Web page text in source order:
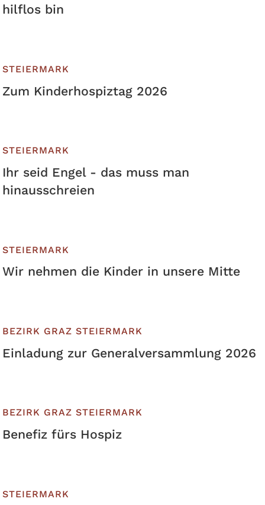
hilflos bin
STEIERMARK
Zum Kinderhospiztag 2026
STEIERMARK
Ihr seid Engel - das muss man
hinausschreien
STEIERMARK
Wir nehmen die Kinder in unsere Mitte
BEZIRK GRAZ STEIERMARK
Einladung zur Generalversammlung 2026
BEZIRK GRAZ STEIERMARK
Benefiz fürs Hospiz
STEIERMARK